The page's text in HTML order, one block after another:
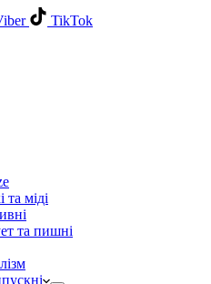
TikTok
та міді
та пишні